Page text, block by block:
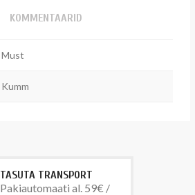
KOMMENTAARID
Must
Kumm
TASUTA TRANSPORT
Pakiautomaati al. 59€ /